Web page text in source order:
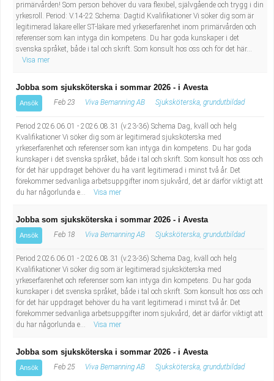
primärvården! Som person behöver du vara flexibel, självgående och trygg i din
yrkesroll. Period: V.14-22 Schema: Dagtid Kvalifikationer Vi söker dig som är
legitimerad läkare eller ST-läkare med yrkeserfarenhet inom primärvården och
referenser som kan intyga din kompetens. Du har goda kunskaper i det
svenska språket, både i tal och skrift. Som konsult hos oss och för det här...
Visa mer
Jobba som sjuksköterska i sommar 2026 - i Avesta
Ansök Feb 23 Viva Bemanning AB Sjuksköterska, grundutbildad
Period 2026.06.01 - 2026.08.31 (v.23-36) Schema Dag, kväll och helg
Kvalifikationer Vi söker dig som är legitimerad sjuksköterska med
yrkeserfarenhet och referenser som kan intyga din kompetens. Du har goda
kunskaper i det svenska språket, både i tal och skrift. Som konsult hos oss och
för det här uppdraget behöver du ha varit legitimerad i minst två år. Det
förekommer sedvanliga arbetsuppgifter inom sjukvård, det är därför viktigt att
du har någorlunda e...
Visa mer
Jobba som sjuksköterska i sommar 2026 - i Avesta
Ansök Feb 18 Viva Bemanning AB Sjuksköterska, grundutbildad
Period 2026.06.01 - 2026.08.31 (v.23-36) Schema Dag, kväll och helg
Kvalifikationer Vi söker dig som är legitimerad sjuksköterska med
yrkeserfarenhet och referenser som kan intyga din kompetens. Du har goda
kunskaper i det svenska språket, både i tal och skrift. Som konsult hos oss och
för det här uppdraget behöver du ha varit legitimerad i minst två år. Det
förekommer sedvanliga arbetsuppgifter inom sjukvård, det är därför viktigt att
du har någorlunda e...
Visa mer
Jobba som sjuksköterska i sommar 2026 - i Avesta
Ansök Feb 25 Viva Bemanning AB Sjuksköterska, grundutbildad